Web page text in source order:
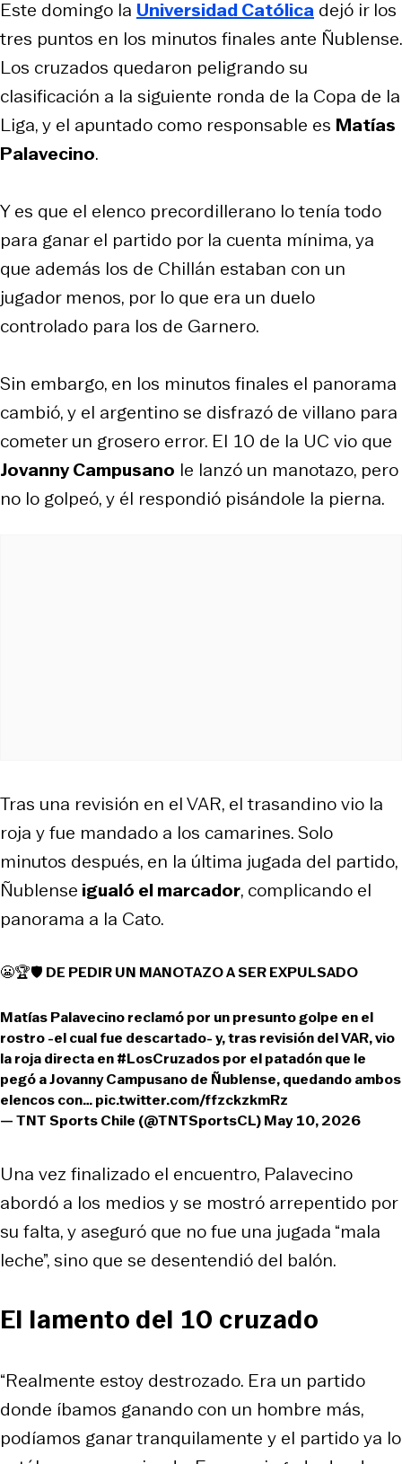
Este domingo la Universidad Católica dejó ir los
tres puntos en los minutos finales ante Ñublense.
Los cruzados quedaron peligrando su
clasificación a la siguiente ronda de la Copa de la
Liga, y el apuntado como responsable es Matías
Palavecino.
Y es que el elenco precordillerano lo tenía todo
para ganar el partido por la cuenta mínima, ya
que además los de Chillán estaban con un
jugador menos, por lo que era un duelo
controlado para los de Garnero.
Sin embargo, en los minutos finales el panorama
cambió, y el argentino se disfrazó de villano para
cometer un grosero error. El 10 de la UC vio que
Jovanny Campusano le lanzó un manotazo, pero
no lo golpeó, y él respondió pisándole la pierna.
Tras una revisión en el VAR, el trasandino vio la
roja y fue mandado a los camarines. Solo
minutos después, en la última jugada del partido,
Ñublense igualó el marcador, complicando el
panorama a la Cato.
😬🏆🛡 DE PEDIR UN MANOTAZO A SER EXPULSADO
Matías Palavecino reclamó por un presunto golpe en el
rostro -el cual fue descartado- y, tras revisión del VAR, vio
la roja directa en#LosCruzadospor el patadón que le
pegó a Jovanny Campusano de Ñublense, quedando ambos
elencos con…pic.twitter.com/ffzckzkmRz
— TNT Sports Chile (@TNTSportsCL)May 10, 2026
Una vez finalizado el encuentro, Palavecino
abordó a los medios y se mostró arrepentido por
su falta, y aseguró que no fue una jugada “mala
leche”, sino que se desentendió del balón.
El lamento del 10 cruzado
“Realmente estoy destrozado. Era un partido
donde íbamos ganando con un hombre más,
podíamos ganar tranquilamente y el partido ya lo